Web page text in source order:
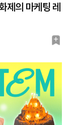
제의 마케팅 레
북
크